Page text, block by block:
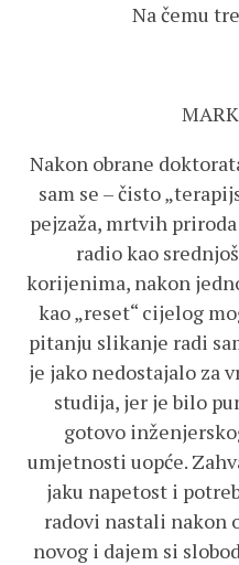
Na čemu
Nakon obrane
sam se – čisto
pejzaža, mrtvih
radio kao
korijenima, nakon
kao „reset“ cijelog
pitanju slikanje radi
je jako nedostajalo za
studija, jer je bilo
gotovo
umjetnosti uopće.
jaku napetost i
radovi nastali nakon
novog i dajem si